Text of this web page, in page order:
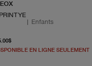
| Enfants
EN LIGNE SEULEMENT